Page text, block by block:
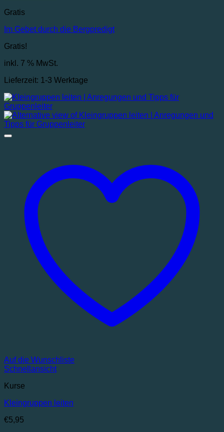
Gratis
Im Gebet durch die Bergpredigt
Gratis!
inkl. 7 % MwSt.
Lieferzeit: 1-3 Werktage
Auf die Wunschliste
Schnellansicht
Kurse
Kleingruppen leiten
€5,95